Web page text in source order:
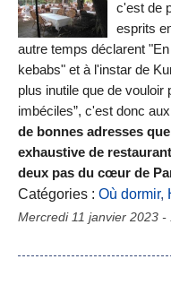
c'est de
esprits
autre temps déclarent
kebabs" et à l'instar de
plus inutile que de vouloir
imbéciles”, c'est donc aux
de bonnes adresses
exhaustive de
deux pas du cœur de
Catégories : Où dormir,
Mercredi 11 janvier 2023 -